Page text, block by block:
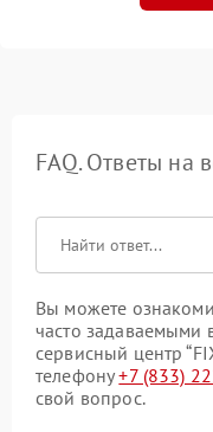
FAQ. Ответы на
Вы можете
часто задаваемыми
сервисный центр
телефону+7 (833)
свой вопрос.